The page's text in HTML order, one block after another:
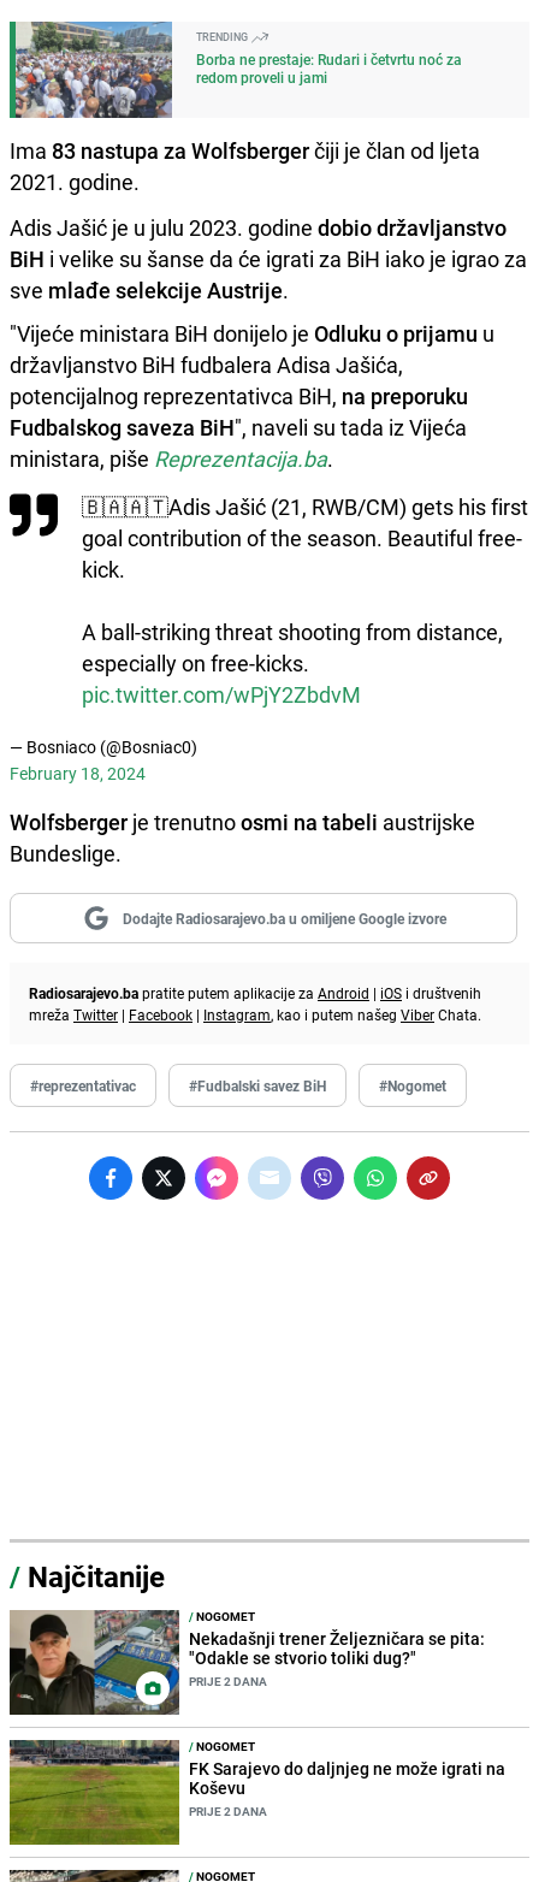
TRENDING
Borba ne prestaje: Rudari i četvrtu noć za
redom proveli u jami
Ima 83 nastupa za Wolfsbergerčiji je član od ljeta
2021. godine.
Adis Jašić je u julu 2023. godine dobio državljanstvo
BiH i velike su šanse da će igrati za BiH iako je igrao za
sve mlađe selekcije Austrije.
"Vijeće ministara BiH donijelo je Odluku o prijamu u
državljanstvo BiH fudbalera Adisa Jašića,
potencijalnog reprezentativca BiH, na preporuku
Fudbalskog saveza BiH", naveli su tada iz Vijeća
ministara, piše Reprezentacija.ba.
🇧🇦🇦🇹Adis Jašić (21, RWB/CM) gets his first
goal contribution of the season. Beautiful free-
kick.
A ball-striking threat shooting from distance,
especially on free-kicks.
pic.twitter.com/wPjY2ZbdvM
— Bosniaco (@Bosniac0)
February 18, 2024
Wolfsberger je trenutnoosmi na tabeli austrijske
Bundeslige.
Dodajte Radiosarajevo.ba u omiljene Google izvore
Radiosarajevo.bapratite putem aplikacije za Android | iOS i društvenih
mreža Twitter | Facebook | Instagram, kao i putem našeg ViberChata.
#reprezentativac #Fudbalski savez BiH #Nogomet
/ Najčitanije
/NOGOMET
Nekadašnji trener Željezničara se pita:
"Odakle se stvorio toliki dug?"
PRIJE 2 DANA
/NOGOMET
FK Sarajevo do daljnjeg ne može igrati na
Koševu
PRIJE 2 DANA
/NOGOMET